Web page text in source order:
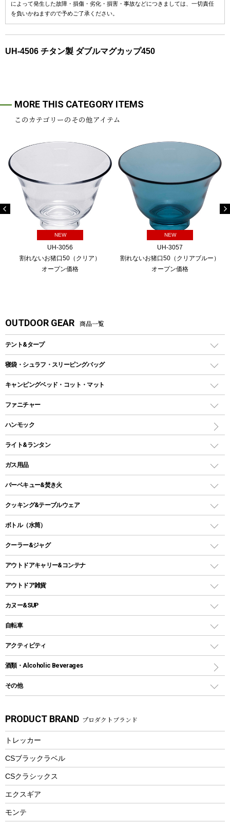
によって発生した故障・損傷・劣化・損害・事故などにつきましては、一切責任
を負いかねますので予めご了承ください。
UH-4506 チタン製 ダブルマグカップ450
MORE THIS CATEGORY ITEMS
このカテゴリーのその他アイテム
NEW
UH-3056
割れないお猪口50（クリア）
オープン価格
NEW
UH-3057
割れないお猪口50（クリアブルー）
オープン価格
OUTDOOR GEAR 商品一覧
テント&タープ
テント
ツールームテント
ワンポールテント
シェルターテント
ロッジ型・オリジナルテント
タープ
スクエアタープ（レクタタープ）
メッシュタープ
自立式タープ
パラソル
テントアクセサリー
ペグ
グランドシート
ガイドロープ
ツール
寝袋・シュラフ・スリーピングバッグ
レクタングラー型（封筒型）シュラフ
インナーシュラフ
キャンピングベッド・コット・マット
キャンピングベッド・コット
インフレータブルマット
ファニチャー
アウトドアテーブル
レジャーシート
ハンモック
ライト&ランタン
LEDランタン
ガスランタン
オイルランタン
LEDライト
ヘッドライト
キャンドル
ガス用品
ガスバーナー
ガス缶
ガストーチ、ライター
バーベキュー&焚き火
バーベキューコンロ、グリル
焚き火台タイプ（ロースタイル）グリル
卓上タイプグリル
パーティータイプグリル
鉄板、アミ
焚き火台&ストーブ
火起こし
バーベキューツール
クッキング&テーブルウェア
ダッチオーブン
ホットサンドメーカー
クッカーセット
シェラカップ
クッキングツール
ナイフ
カトラリー
マグカップ、カップ
ステンレスボトル
フードボトル
トレー
ランチョンマット
ランチボックス
ボトル（水筒）
ステンレスボトル
コップ付きタイプ
ワンタッチタイプ
プラスチックボトル
ディズニーボトル
クーラー&ジャグ
クーラーボックス
クーラーバッグ
ウォータージャグ
保冷剤
アウトドアキャリー&コンテナ
アウトドアキャリー
アウトドア雑貨
バックパック&バッグ
リュック、バックパック
トートバッグ、サコッシュ
ショッピングキャリー
その他アウトドア雑貨
スプレー関係
ツール、他
カヌー&SUP
インフレータブル
カヤック
パドル
ヘルメット
エアーポンプ
アクセサリー
自転車
折りたたみ自転車
スポーツサイクル
シティサイクル
自転車ウェア
アクティビティ
マリン
ラッシュガード
パラソル
フローティングベスト
ヘルメット
エアーポンプ
ビーチテント
ウィンター
酒類・Alcoholic Beverages
その他
湯たんぽ
防災用品
PRODUCT BRAND プロダクトブランド
トレッカー
CSブラックラベル
CSクラシックス
エクスギア
モンテ